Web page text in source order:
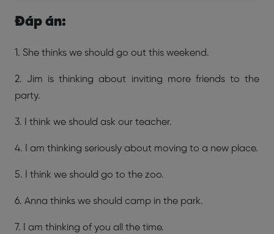
Đáp án:
1. She thinks we should go out this weekend.
2. Jim is thinking about inviting more friends to the
party.
3. I think we should ask our teacher.
4. I am thinking seriously about moving to a new place.
5. I think we should go to the zoo.
6. Anna thinks we should camp in the park.
7. I am thinking of you all the time.